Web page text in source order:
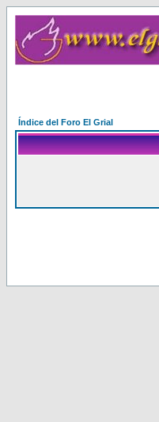
Índice del Foro El Grial